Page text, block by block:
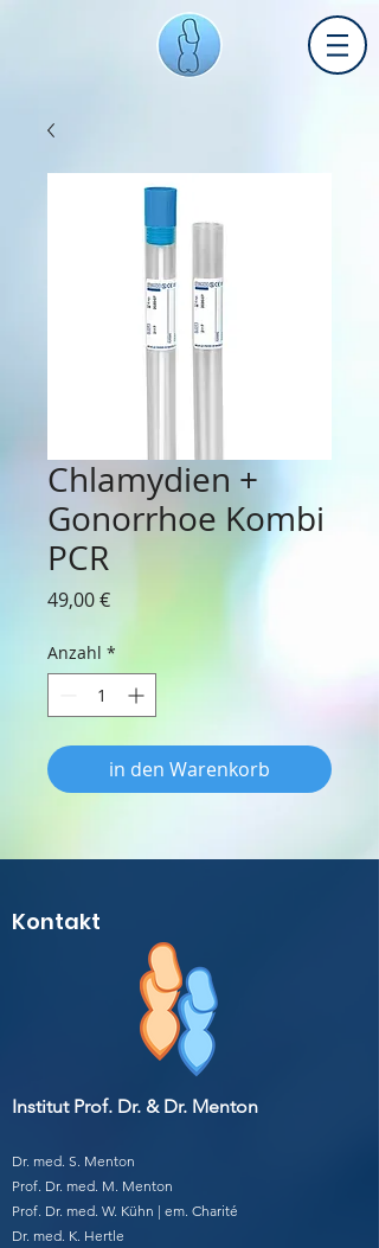
Chlamydien +
Gonorrhoe Kombi
PCR
49,00 €Preis
Anzahl *
in den Warenkorb
Kontakt
Institut Prof. Dr. & Dr. Menton
Dr. med. S. Menton
Prof. Dr. med. M. Menton
Prof. Dr. med. W. Kühn | em. Charité
Dr. med. K. Hertle